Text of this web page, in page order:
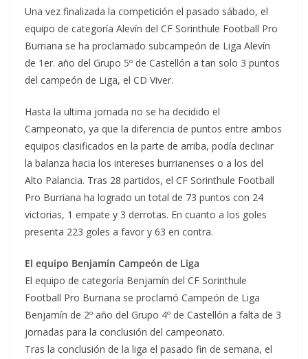
Una vez finalizada la competición el pasado sábado, el
equipo de categoría Alevín del CF Sorinthule Football Pro
Burriana se ha proclamado subcampeón de Liga Alevín
de 1er. año del Grupo 5º de Castellón a tan solo 3 puntos
del campeón de Liga, el CD Viver.
Hasta la ultima jornada no se ha decidido el
Campeonato, ya que la diferencia de puntos entre ambos
equipos clasificados en la parte de arriba, podía declinar
la balanza hacia los intereses burrianenses o a los del
Alto Palancia. Tras 28 partidos, el CF Sorinthule Football
Pro Burriana ha logrado un total de 73 puntos con 24
victorias, 1 empate y 3 derrotas. En cuanto a los goles
presenta 223 goles a favor y 63 en contra.
El equipo Benjamín Campeón de Liga
El equipo de categoría Benjamín del CF Sorinthule
Football Pro Burriana se proclamó Campeón de Liga
Benjamín de 2º año del Grupo 4º de Castellón a falta de 3
jornadas para la conclusión del campeonato.
Tras la conclusión de la liga el pasado fin de semana, el